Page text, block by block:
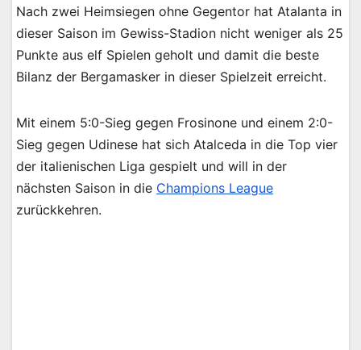
Nach zwei Heimsiegen ohne Gegentor hat Atalanta in
dieser Saison im Gewiss-Stadion nicht weniger als 25
Punkte aus elf Spielen geholt und damit die beste
Bilanz der Bergamasker in dieser Spielzeit erreicht.
Mit einem 5:0-Sieg gegen Frosinone und einem 2:0-
Sieg gegen Udinese hat sich Atalceda in die Top vier
der italienischen Liga gespielt und will in der
nächsten Saison in die Champions League
zurückkehren.